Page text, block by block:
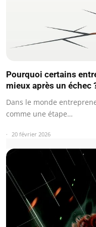
Pourquoi certains
mieux après un échec
Dans le monde
comme une étape…
20 février 2026